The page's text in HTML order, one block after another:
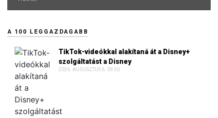
A 100 LEGGAZDAGABB
TikTok-videókkal alakítaná át a Disney+
szolgáltatást a Disney
2026. AUGUSZTUS 6. 09:30